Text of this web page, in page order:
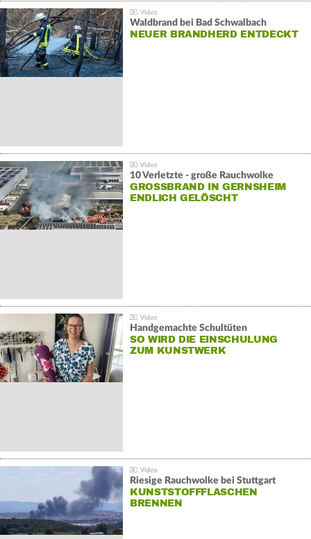
Waldbrand bei Bad Schwalbach
NEUER BRANDHERD ENTDECKT
10 Verletzte - große Rauchwolke
GROSSBRAND IN GERNSHEIM E
NDLICH GELÖSCHT
Handgemachte Schultüten
SO WIRD DIE EINSCHULUNG
ZUM KUNSTWERK
Riesige Rauchwolke bei Stuttgart
KUNSTSTOFFFLASCHEN
BRENNEN